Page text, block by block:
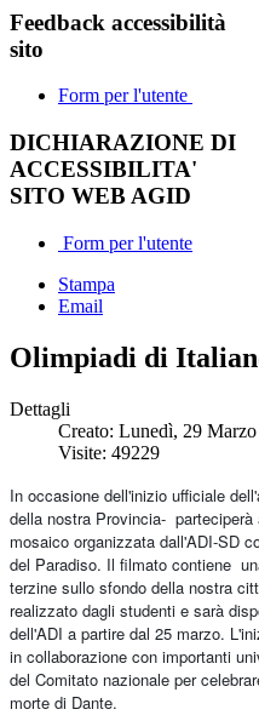
Feedback accessibilità
sito
Form per l'utente
DICHIARAZIONE DI
ACCESSIBILITA'
SITO WEB AGID
Form per l'utente
Stampa
Email
Olimpiadi di
Dettagli
Creato: Lunedì, 29
Visite: 49229
In occasione dell'inizio ufficiale
della nostra Provincia-
mosaico organizzata dall'ADI-SD
del Paradiso. Il filmato contiene
terzine sullo sfondo della nostra
realizzato dagli studenti e sarà
dell'ADI a partire dal 25 marzo.
in collaborazione con importanti
del Comitato nazionale per
morte di Dante.